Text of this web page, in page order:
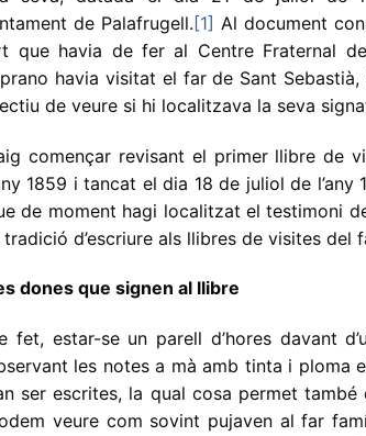
de Palafrugell.[1] Al document
que havia de fer al Centre Fraternal
havia visitat el far de Sant
de veure si hi localitzava la seva
començar revisant el primer llibre de
1859 i tancat el dia 18 de juliol de
de moment hagi localitzat el testimoni
tradició d’escriure als llibres de visites del
dones que signen al llibre
fet, estar-se un parell d’hores davant
les notes a mà amb tinta i ploma
ser escrites, la qual cosa permet
veure com sovint pujaven al far